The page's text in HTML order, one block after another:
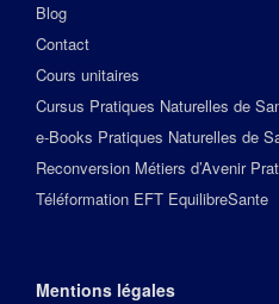
Blog
Contact
Cours unitaires
Cursus Pratiques Naturelles de
e-Books Pratiques Naturelles de
Reconversion Métiers d’Avenir
Téléformation EFT EquilibreSante
Mentions légales